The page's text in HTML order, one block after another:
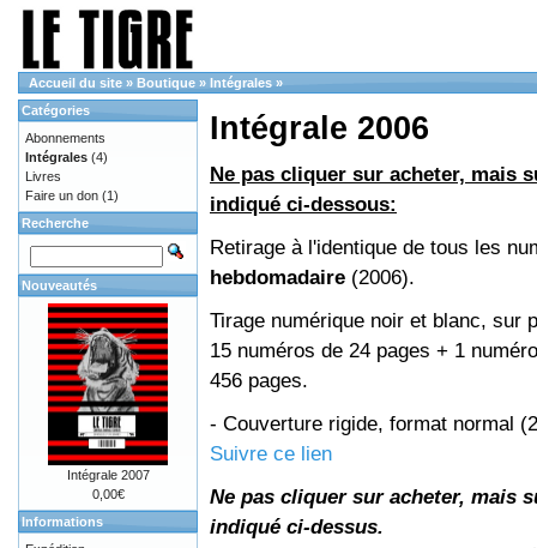
Accueil du site » Boutique » Intégrales »
Intégrale 2006
Ne pas cliquer sur acheter, mais
indiqué ci-dessous:
Retirage à l'identique de tous les
hebdomadaire (2006).
Tirage numérique noir et blanc, sur
15 numéros de 24 pages + 1
456 pages.
- Couverture rigide, format normal
Suivre ce lien
Ne pas cliquer sur acheter, mais
indiqué ci-dessus.
Catégories
Abonnements
Intégrales (4)
Livres
Faire un don (1)
Recherche
Nouveautés
Intégrale 2007
0,00€
Informations